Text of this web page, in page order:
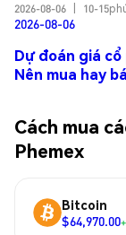
2026-08-06
10-
2026-08-06
Dự đoán giá cổ
Nên mua hay
Cách mua
Phemex
Bitcoin
$64,970.00